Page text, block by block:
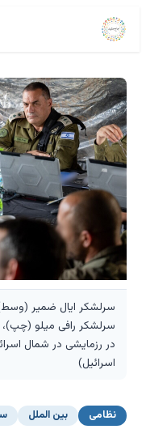
سرلشکر ایال ضمیر
سرلشکر رافی میلو
اسرائیل)
نظامی بین الملل